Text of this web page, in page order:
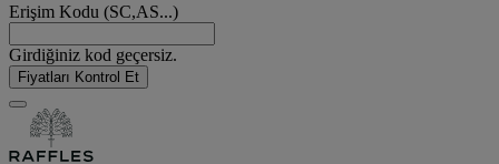
Erişim Kodu (SC,AS...)
Girdiğiniz kod geçersiz.
Fiyatları Kontrol Et